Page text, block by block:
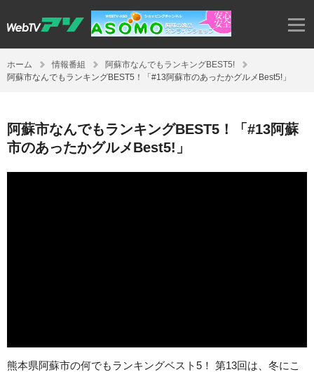
ホーム 情報番組
阿蘇市なんでもランキングBEST5!
阿蘇市なんでもランキングBEST5！「#13阿蘇市のあったかグルメBest5!」
阿蘇市なんでもランキングBEST5！「#13阿蘇
市のあったかグルメBest5!」
熊本県阿蘇市の何でもランキングベスト5！ 第13回は、冬にこ